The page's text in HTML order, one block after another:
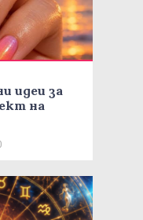
идеи за
на